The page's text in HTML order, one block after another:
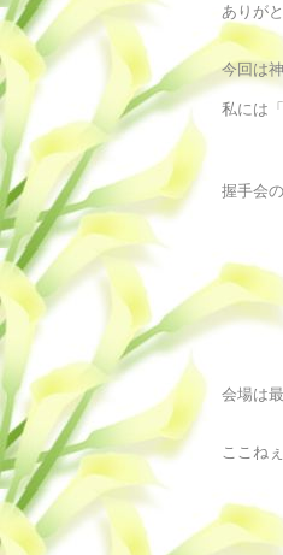
ありが
今回は
私には
握手会
会場は
ここね